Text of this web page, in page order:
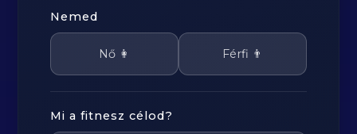
Nemed
Nő 👩 Férfi 👨
Mi a fitnesz célod?